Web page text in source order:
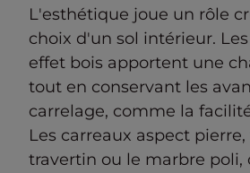
L'esthétique joue un rôle
choix d'un sol intérieur.
effet bois apportent une
tout en conservant les
carrelage, comme la
Les carreaux aspect
travertin ou le marbre poli,